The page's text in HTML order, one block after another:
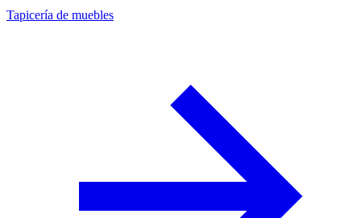
Tapicería de muebles